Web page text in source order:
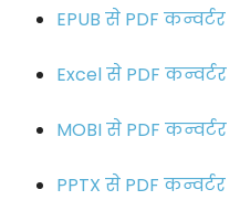
EPUB से PDF कन्वर्टर
Excel से PDF कन्वर्टर
MOBI से PDF कन्वर्टर
PPTX से PDF कन्वर्टर